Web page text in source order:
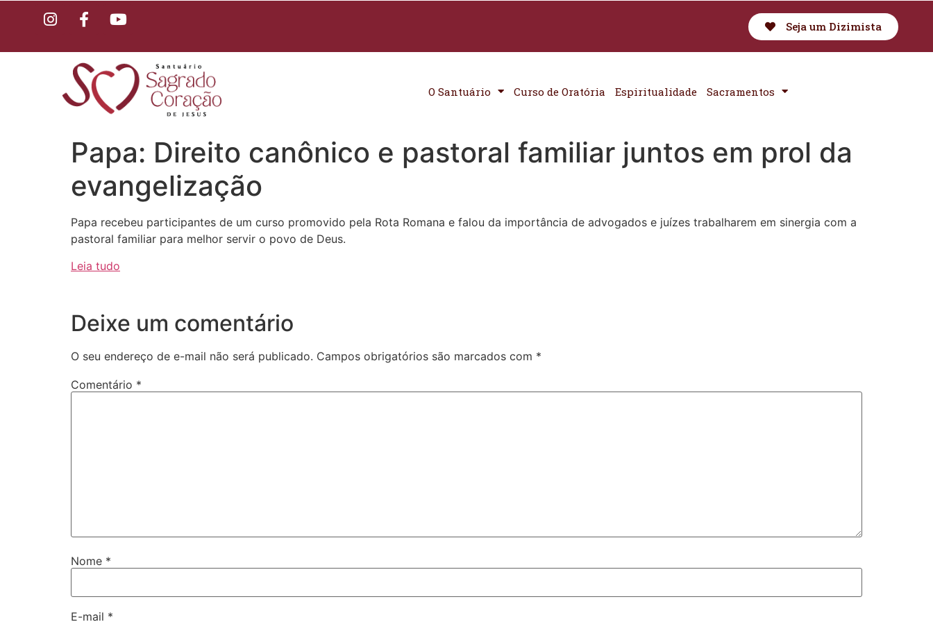
Seja um Dizimista
O Santuário Curso de Oratória Espiritualidade Sacramentos
Papa: Direito canônico e pastoral familiar juntos em prol da
evangelização
Papa recebeu participantes de um curso promovido pela Rota Romana e falou da importância de advogados e juízes trabalharem em sinergia com a
pastoral familiar para melhor servir o povo de Deus.
Leia tudo
Deixe um comentário
O seu endereço de e-mail não será publicado. Campos obrigatórios são marcados com *
Comentário *
Nome *
E-mail *